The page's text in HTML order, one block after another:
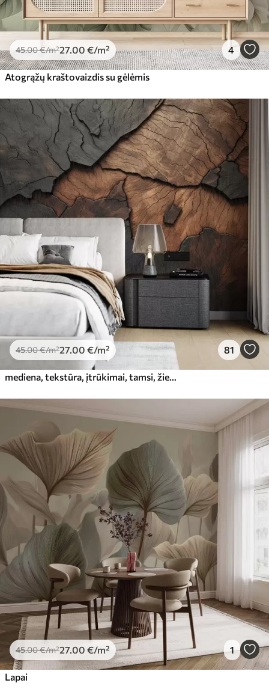
45.00€/m²27 .00 €/m² 4
Atogrąžų kraštovaizdis su gėlėmis
45.00€/m²27 .00 €/m² 81
45.00€/m²27 .00 €/m² 1
Lapai